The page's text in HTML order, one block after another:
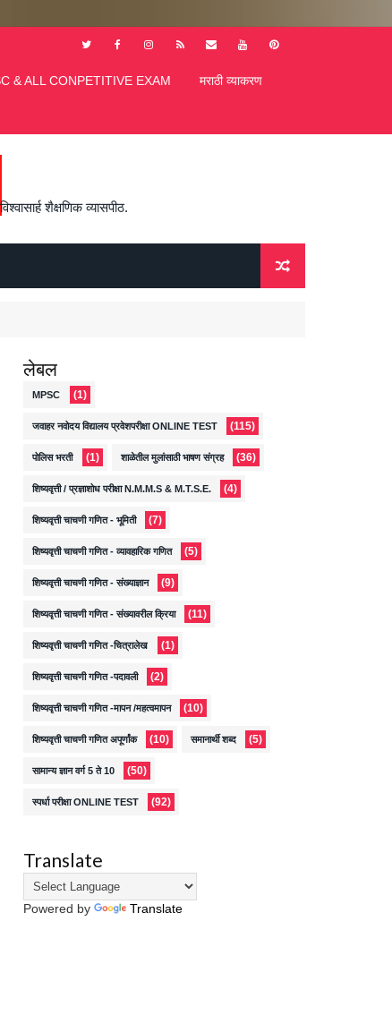
& ALL CONPETITIVE EXAM मराठी व्याकरण
शैक्षणिक व्यासपीठ.
लेबल
MPSC (1)
जवाहर नवोदय विद्यालय प्रवेशपरीक्षा ONLINE TEST (115)
पोलिस भरती (1) शाळेतील मुलांसाठी भाषण संग्रह (36)
शिष्यवृत्ती / प्रज्ञाशोध परीक्षा N.M.M.S & M.T.S.E. (4)
शिष्यवृत्ती चाचणी गणित - भूमिती (7)
शिष्यवृत्ती चाचणी गणित - व्यावहारिक गणित (5)
शिष्यवृत्ती चाचणी गणित - संख्याज्ञान (9)
शिष्यवृत्ती चाचणी गणित - संख्यावरील क्रिया (11)
शिष्यवृत्ती चाचणी गणित -चित्रालेख (1)
शिष्यवृत्ती चाचणी गणित -पदावली (2)
शिष्यवृत्ती चाचणी गणित -मापन /महत्वमापन (10)
शिष्यवृत्ती चाचणी गणित अपूर्णांक (10) समानार्थी शब्द (5)
सामान्य ज्ञान वर्ग 5 ते 10 (50)
स्पर्धा परीक्षा ONLINE TEST (92)
Translate
Powered by Translate